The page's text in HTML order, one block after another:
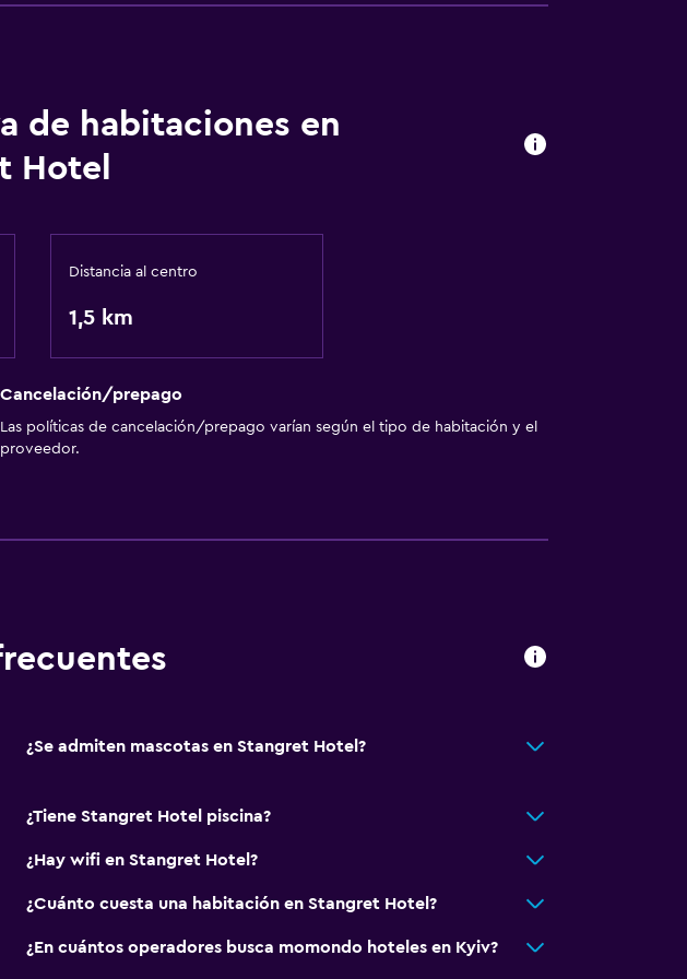
Servicios y facilidades
Servicio de despertador
Acceso con tarjeta
Check-out exprés
Botella de agua
Recepción 24 horas
Albornoz
Ducha italiana
Estacionamiento en la calle
Traslado al aeropuerto (con cargos)
Servicio de traslado (cargo adicional)
de habitaciones en
Hotel
Distancia al centro
1,5 km
Cancelación/prepago
Las políticas de cancelación/prepago varían según el tipo de habitación y el
proveedor.
¿Se admiten mascotas en Stangret Hotel?
¿Tiene Stangret Hotel piscina?
¿Hay wifi en Stangret Hotel?
¿Cuánto cuesta una habitación en Stangret Hotel?
¿En cuántos operadores busca momondo hoteles en Kyiv?